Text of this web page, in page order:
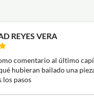
REYES VERA
comentario al último
hubieran bailado una
los pasos